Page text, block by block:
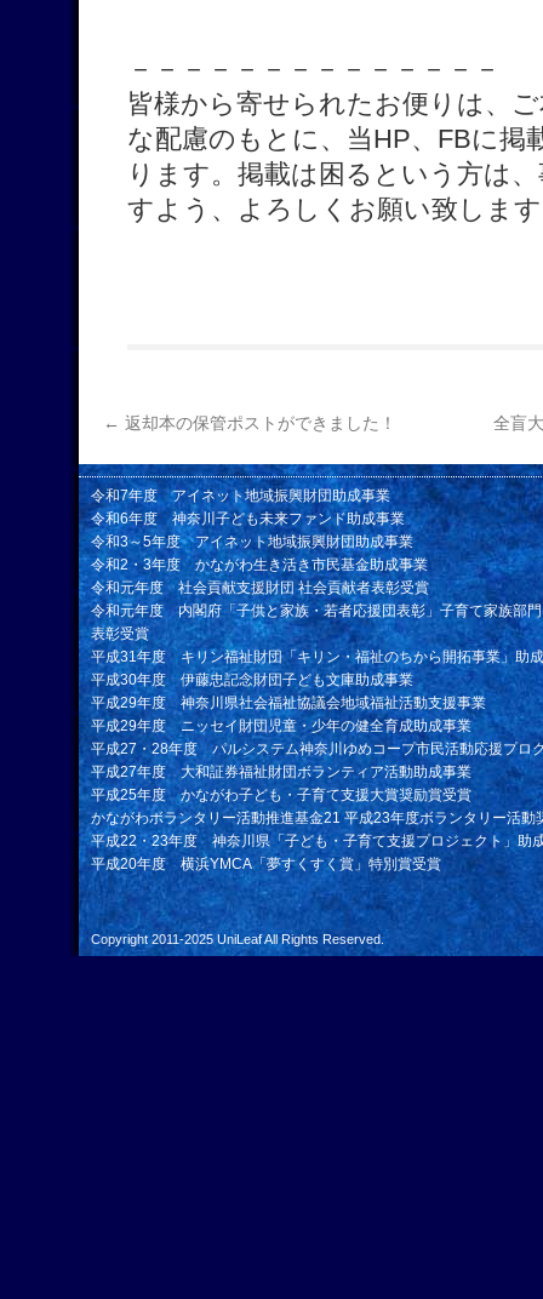
－－－－－－－－－－－－－－
皆様から寄せられたお便りは、
な配慮のもとに、当HP、FBに
ります。掲載は困るという方は
すよう、よろしくお願い致しま
← 返却本の保管ポストができました！ 全盲
令和7年度 アイネット地域振興財団助成事業
令和6年度 神奈川子ども未来ファンド助成事業
令和3～5年度 アイネット地域振興財団助成事業
令和2・3年度 かながわ生き活き市民基金助成事業
令和元年度 社会貢献支援財団 社会貢献者表彰受賞
令和元年度 内閣府「子供と家族・若者応援団表彰」子育て家族部
表彰受賞
平成31年度 キリン福祉財団「キリン・福祉のちから開拓事業」助
平成30年度 伊藤忠記念財団子ども文庫助成事業
平成29年度 神奈川県社会福祉協議会地域福祉活動支援事業
平成29年度 ニッセイ財団児童・少年の健全育成助成事業
平成27・28年度 パルシステム神奈川ゆめコープ市民活動応援プロ
平成27年度 大和証券福祉財団ボランティア活動助成事業
平成25年度 かながわ子ども・子育て支援大賞奨励賞受賞
かながわボランタリー活動推進基金21 平成23年度ボランタリー活動
平成22・23年度 神奈川県「子ども・子育て支援プロジェクト」助
平成20年度 横浜YMCA「夢すくすく賞」特別賞受賞
Copyright 2011-2025 UniLeafAll Rights Reserved.